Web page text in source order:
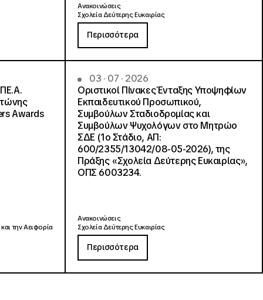
Ανακοινώσεις
Σχολεία Δεύτερης Ευκαιρίας
Περισσότερα
Awards
την Αειφορία
03 · 07 · 2026
Οριστικοί Πίνακες Ένταξης Υποψηφίων
Εκπαιδευτικού Προσωπικού,
Συμβούλων Σταδιοδρομίας και
Συμβούλων Ψυχολόγων στο Μητρώο
ΣΔΕ (1ο Στάδιο, ΑΠ:
600/2355/13042/08-05-2026), της
Πράξης «Σχολεία Δεύτερης Ευκαιρίας»,
ΟΠΣ 6003234.
Ανακοινώσεις
Σχολεία Δεύτερης Ευκαιρίας
Περισσότερα